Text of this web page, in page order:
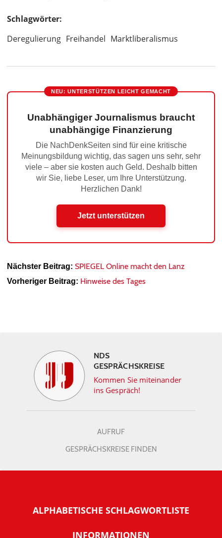
Schlagwörter:
Deregulierung Freihandel Marktliberalismus
NEU: UNTERSTÜTZEN LEICHT GEMACHT
Unabhängiger Journalismus braucht
unabhängige Finanzierung
Die NachDenkSeiten sind für eine kritische
Meinungsbildung wichtig, das sagen uns sehr, sehr
viele – aber sie kosten auch Geld. Deshalb bitten
wir Sie, liebe Leser, um Ihre Unterstützung.
Herzlichen Dank!
Jetzt unterstützen
Nächster Beitrag: SPIEGEL Online macht den Lanz
Vorheriger Beitrag: Hinweise des Tages
NDS
GESPRÄCHSKREISE
Kommen Sie miteinander
ins Gespräch!
AUFRUF
GESPRÄCHSKREISE FINDEN
ALPHABETISCHE SCHLAGWORTLISTE
INFORMATIONEN